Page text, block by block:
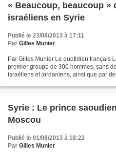
« Beaucoup, beaucoup »
israéliens en Syrie
Publié le 23/08/2013 à 17:11
Par Gilles Munier
Par Gilles Munier Le quotidien français
premier groupe de 300 hommes, sans
israéliens et jordaniens, ainsi que par
Syrie : Le prince
Moscou
Publié le 01/08/2013 à 18:22
Par Gilles Munier